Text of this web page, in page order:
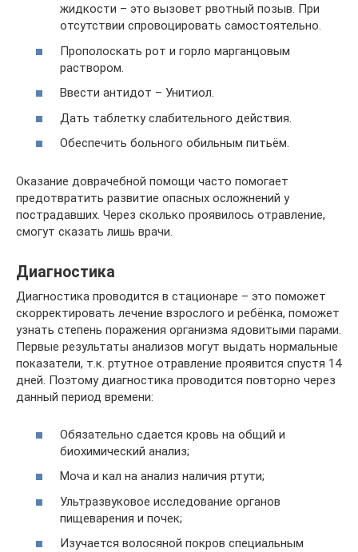
жидкости – это вызовет рвотный позыв. При
отсутствии спровоцировать самостоятельно.
Прополоскать рот и горло марганцовым
раствором.
Ввести антидот – Унитиол.
Дать таблетку слабительного действия.
Обеспечить больного обильным питьём.
Оказание доврачебной помощи часто помогает
предотвратить развитие опасных осложнений у
пострадавших. Через сколько проявилось отравление,
смогут сказать лишь врачи.
Диагностика
Диагностика проводится в стационаре – это поможет
скорректировать лечение взрослого и ребёнка, поможет
узнать степень поражения организма ядовитыми парами.
Первые результаты анализов могут выдать нормальные
показатели, т.к. ртутное отравление проявится спустя 14
дней. Поэтому диагностика проводится повторно через
данный период времени:
Обязательно сдается кровь на общий и
биохимический анализ;
Моча и кал на анализ наличия ртути;
Ультразвуковое исследование органов
пищеварения и почек;
Изучается волосяной покров специальным